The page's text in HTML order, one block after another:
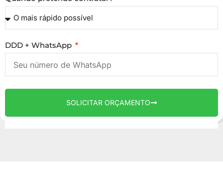
DDD + WhatsApp
SOLICITAR ORÇAMENTO